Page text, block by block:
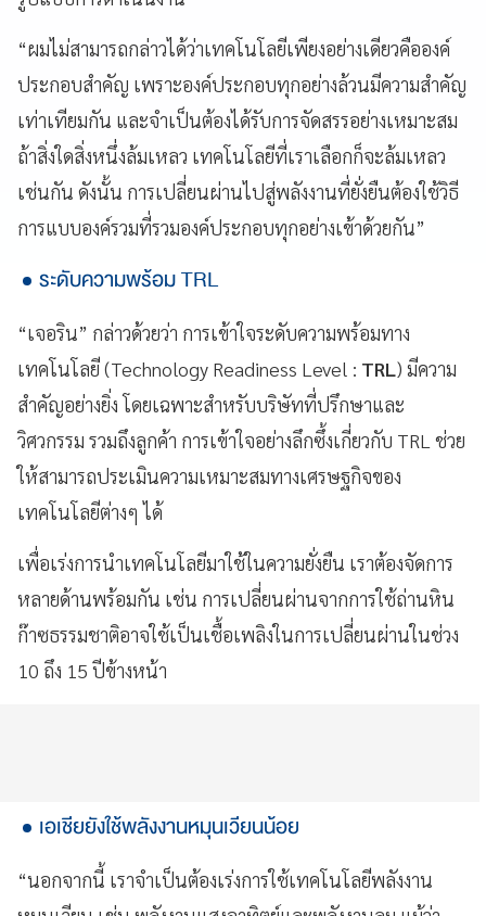
“ผมไม่สามารถกล่าวได้ว่าเทคโนโลยีเพียงอย่างเดียวคือองค์
ประกอบสำคัญ เพราะองค์ประกอบทุกอย่างล้วนมีความสำคัญ
เท่าเทียมกัน และจำเป็นต้องได้รับการจัดสรรอย่างเหมาะสม
ถ้าสิ่งใดสิ่งหนึ่งล้มเหลว เทคโนโลยีที่เราเลือกก็จะล้มเหลว
เช่นกัน ดังนั้น การเปลี่ยนผ่านไปสู่พลังงานที่ยั่งยืนต้องใช้วิธี
การแบบองค์รวมที่รวมองค์ประกอบทุกอย่างเข้าด้วยกัน”
ระดับความพร้อม TRL
“เจอริน” กล่าวด้วยว่า การเข้าใจระดับความพร้อมทาง
เทคโนโลยี (Technology Readiness Level : TRL) มีความ
สำคัญอย่างยิ่ง โดยเฉพาะสำหรับบริษัทที่ปรึกษาและ
วิศวกรรม รวมถึงลูกค้า การเข้าใจอย่างลึกซึ้งเกี่ยวกับ TRL ช่วย
ให้สามารถประเมินความเหมาะสมทางเศรษฐกิจของ
เทคโนโลยีต่างๆ ได้
เพื่อเร่งการนำเทคโนโลยีมาใช้ในความยั่งยืน เราต้องจัดการ
หลายด้านพร้อมกัน เช่น การเปลี่ยนผ่านจากการใช้ถ่านหิน
ก๊าซธรรมชาติอาจใช้เป็นเชื้อเพลิงในการเปลี่ยนผ่านในช่วง
10 ถึง 15 ปีข้างหน้า
เอเชียยังใช้พลังงานหมุนเวียนน้อย
“นอกจากนี้ เราจำเป็นต้องเร่งการใช้เทคโนโลยีพลังงาน